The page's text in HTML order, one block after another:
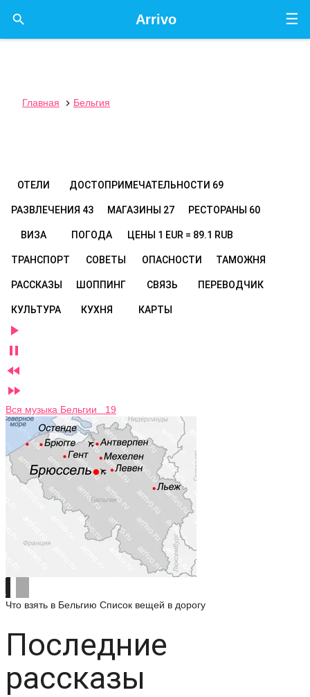
☰
Arrivo

Главная  Бельгия
ОТЕЛИ ДОСТОПРИМЕЧАТЕЛЬНОСТИ 69
РАЗВЛЕЧЕНИЯ 43 МАГАЗИНЫ 27 РЕСТОРАНЫ 60
ВИЗА ПОГОДА ЦЕНЫ 1 EUR = 89.1 RUB
ТРАНСПОРТ СОВЕТЫ ОПАСНОСТИ ТАМОЖНЯ
РАССКАЗЫ ШОППИНГ СВЯЗЬ ПЕРЕВОДЧИК
КУЛЬТУРА КУХНЯ КАРТЫ




Вся музыка Бельгии 19
Что взять в Бельгию Список вещей в дорогу
Последние
рассказы